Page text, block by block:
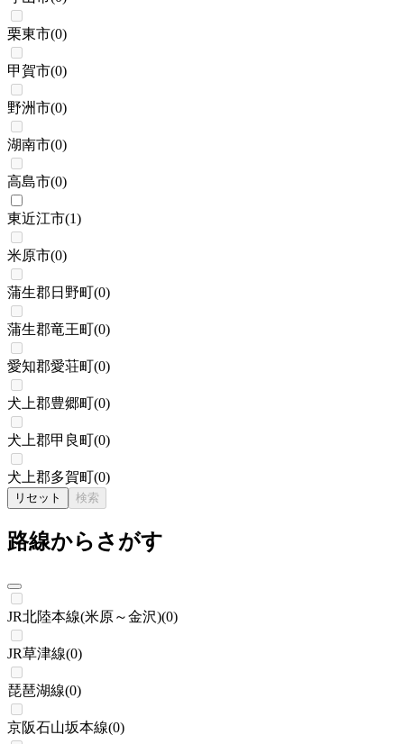
栗東市(0)
甲賀市(0)
野洲市(0)
湖南市(0)
高島市(0)
東近江市(1)
米原市(0)
蒲生郡日野町(0)
蒲生郡竜王町(0)
愛知郡愛荘町(0)
犬上郡豊郷町(0)
犬上郡甲良町(0)
犬上郡多賀町(0)
リセット 検索
路線からさがす
JR北陸本線(米原～金沢)(0)
JR草津線(0)
琵琶湖線(0)
京阪石山坂本線(0)